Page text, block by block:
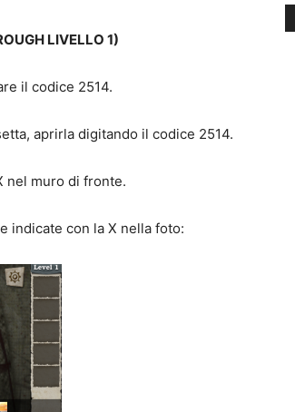
LIVELLO 1)
il codice 2514.
aprirla digitando il codice 2514.
nel muro di fronte.
indicate con la X nella foto: